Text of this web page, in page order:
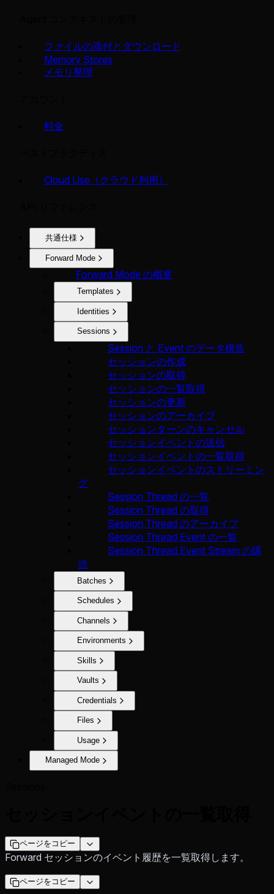
ファイルの添付とダウンロード
Memory Stores
メモリ整理
料金
Cloud Use（クラウド利用）
共通仕様
Forward Mode
Forward Mode の概要
Templates
Identities
Sessions
Session と Event のデータ構造
セッションの作成
セッションの取得
セッションの一覧取得
セッションの更新
セッションのアーカイブ
セッションターンのキャンセル
セッションイベントの送信
セッションイベントの一覧取得
セッションイベントのストリーミン
グ
Session Thread の一覧
Session Thread の取得
Session Thread のアーカイブ
Session Thread Event の一覧
Session Thread Event Stream の購
読
Batches
Schedules
Channels
Environments
Skills
Vaults
Credentials
Files
Usage
Managed Mode
ページをコピー
Forward セッションのイベント履歴を一覧取得します。
ページをコピー